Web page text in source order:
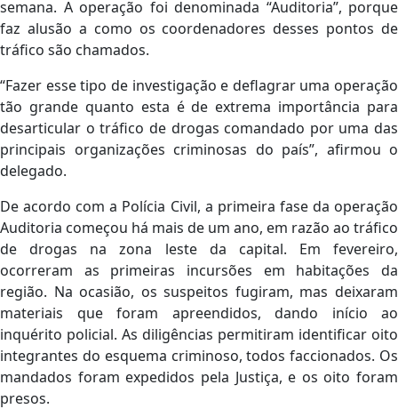
semana. A operação foi denominada “Auditoria”, porque
faz alusão a como os coordenadores desses pontos de
tráfico são chamados.
“Fazer esse tipo de investigação e deflagrar uma operação
tão grande quanto esta é de extrema importância para
desarticular o tráfico de drogas comandado por uma das
principais organizações criminosas do país”, afirmou o
delegado.
De acordo com a Polícia Civil, a primeira fase da operação
Auditoria começou há mais de um ano, em razão ao tráfico
de drogas na zona leste da capital. Em fevereiro,
ocorreram as primeiras incursões em habitações da
região. Na ocasião, os suspeitos fugiram, mas deixaram
materiais que foram apreendidos, dando início ao
inquérito policial. As diligências permitiram identificar oito
integrantes do esquema criminoso, todos faccionados. Os
mandados foram expedidos pela Justiça, e os oito foram
presos.